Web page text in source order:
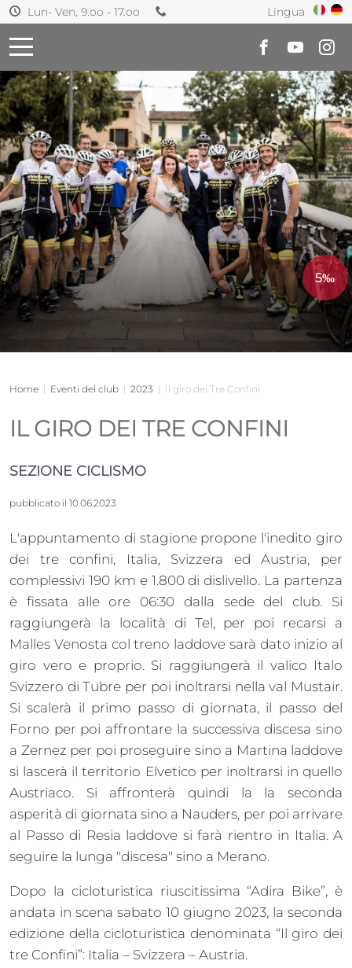
Lun- Ven, 9.oo - 17.oo Lingua
5‰
Home | Eventi del club | 2023 | Il giro dei Tre Confini
IL GIRO DEI TRE CONFINI
SEZIONE CICLISMO
pubblicato il 10.06.2023
L'appuntamento di stagione propone l'inedito giro
dei tre confini, Italia, Svizzera ed Austria, per
complessivi 190 km e 1.800 di dislivello. La partenza
è fissata alle ore 06:30 dalla sede del club. Si
raggiungerà la località di Tel, per poi recarsi a
Malles Venosta col treno laddove sarà dato inizio al
giro vero e proprio. Si raggiungerà il valico Italo
Svizzero di Tubre per poi inoltrarsi nella val Mustair.
Si scalerà il primo passo di giornata, il passo del
Forno per poi affrontare la successiva discesa sino
a Zernez per poi proseguire sino a Martina laddove
si lascerà il territorio Elvetico per inoltrarsi in quello
Austriaco. Si affronterà quindi la la seconda
asperità di giornata sino a Nauders, per poi arrivare
al Passo di Resia laddove si farà rientro in Italia. A
seguire la lunga "discesa" sino a Merano.
Dopo la cicloturistica riuscitissima “Adira Bike”, è
andata in scena sabato 10 giugno 2023, la seconda
edizione della cicloturistica denominata “Il giro dei
tre Confini”: Italia – Svizzera – Austria.